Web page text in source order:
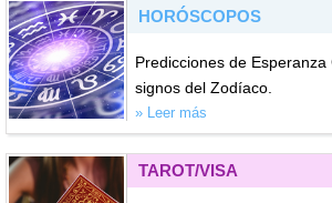
HORÓSCOPOS
Predicciones de
signos del Zodíaco.
» Leer más
TAROT/VISA